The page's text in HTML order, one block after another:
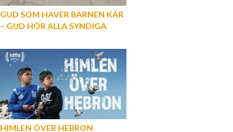
GUD SOM HAVER BARNEN KÄR
– GUD HÖR ALLA SYNDIGA
HIMLEN ÖVER HEBRON